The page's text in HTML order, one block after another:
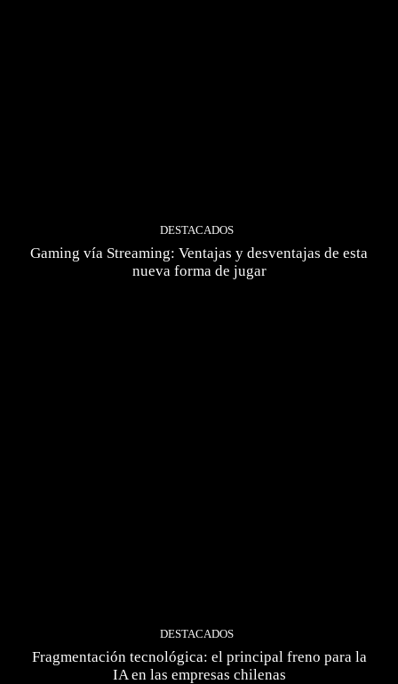
DESTACADOS
Gaming vía Streaming: Ventajas y desventajas de esta
nueva forma de jugar
DESTACADOS
Fragmentación tecnológica: el principal freno para la
IA en las empresas chilenas